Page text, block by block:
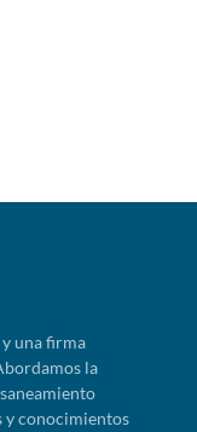
una firma
la
y conocimientos